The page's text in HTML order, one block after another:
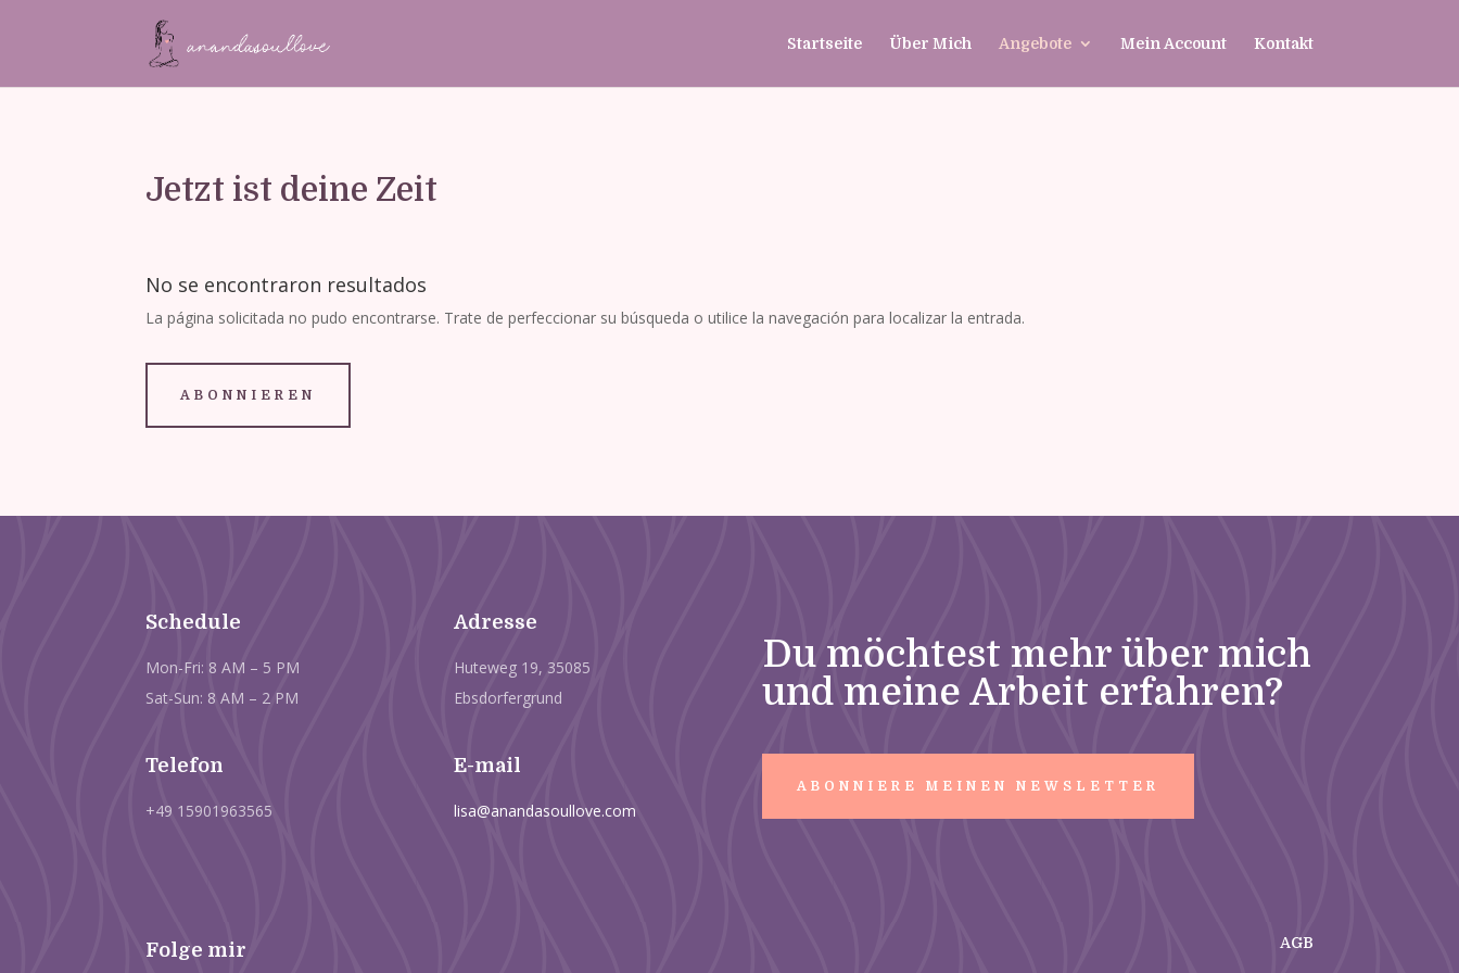
Startseite Über Mich Angebote Mein Account Kontakt
Jetzt ist deine Zeit
No se encontraron resultados
La página solicitada no pudo encontrarse. Trate de perfeccionar su búsqueda o utilice la navegación para localizar la entrada.
ABONNIEREN
Schedule
Mon-Fri: 8 AM – 5 PM
Sat-Sun: 8 AM – 2 PM
Telefon
+49 15901963565
Adresse
Huteweg 19, 35085
Ebsdorfergrund
E-mail
lisa@anandasoullove.com
Du möchtest mehr über mich
und meine Arbeit erfahren?
ABONNIERE MEINEN NEWSLETTER
Folge mir AGB